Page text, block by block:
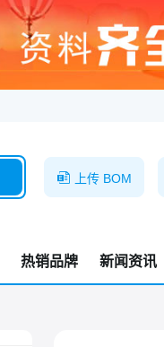
上传 BOM
热销品牌 新闻资讯